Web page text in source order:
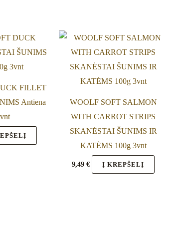
FILLET
Antiena
WOOLF SOFT SALMON
WITH CARROT STRIPS
SKANĖSTAI ŠUNIMS IR
KATĖMS 100g 3vnt
9,49€ Į KREPŠELĮ